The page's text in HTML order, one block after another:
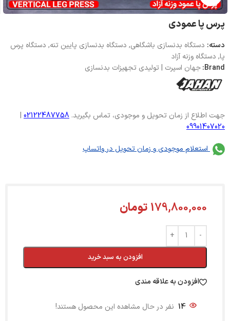
پرس پا عمودی
دسته: دستگاه بدنسازی باشگاهی, دستگاه بدنسازی پایین تنه, دستگاه پرس
پا, دستگاه وزنه آزاد
Brand: جهان اسپرت | تولیدی تجهیزات بدنسازی
جهت اطلاع از زمان تحویل و موجودی، تماس بگیرید. 02122487758
|
09901407020
استعلام موجودی و زمان تحویل در واتساپ
179,800,000 تومان
افزودن به سبد خرید
افزودن به علاقه مندی
14 نفر در حال مشاهده این محصول هستند!